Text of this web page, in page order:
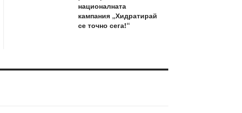
националната
кампания „Хидратирай
се точно сега!“